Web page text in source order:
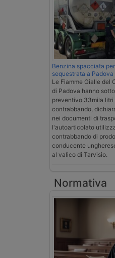
Benzina spacciata
sequestrata a Padova
Le Fiamme Gialle del
di Padova hanno
preventivo 33mila litri
contrabbando,
nei documenti di
l'autoarticolato
contrabbando di
conducente
al valico di Tarvisio.
Normativa